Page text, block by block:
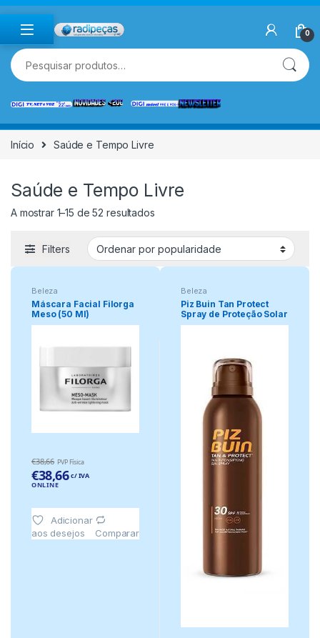
Skip to navigation
Skip to content
0
Pesquisar por:
Início Saúde e Tempo Livre
Saúde e Tempo Livre
A mostrar 1–15 de 52 resultados
Filters
Beleza
Máscara Facial Filorga
Meso (50 Ml)
€38,66 PVP Física
€38,66 c/ IVA
ONLINE
Adicionar
aos desejos
Comparar
Beleza
Piz Buin Tan Protect
Spray de Proteção Solar
Co.